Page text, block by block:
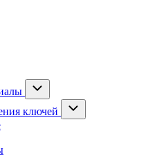
ключей